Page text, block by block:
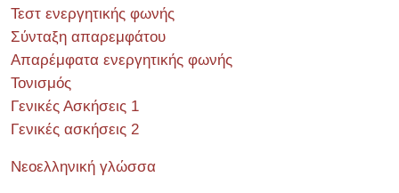
Τεστ ενεργητικής φωνής
Σύνταξη απαρεμφάτου
Απαρέμφατα ενεργητικής φωνής
Τονισμός
Γενικές Ασκήσεις 1
Γενικές ασκήσεις 2
Νεοελληνική γλώσσα